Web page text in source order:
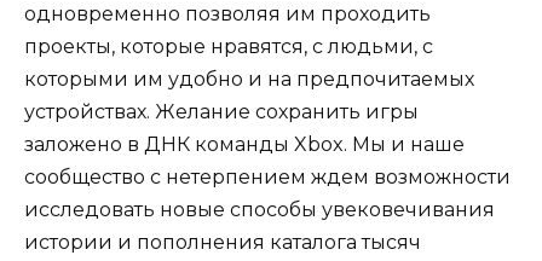
одновременно позволяя им проходить
проекты, которые нравятся, с людьми, с
которыми им удобно и на предпочитаемых
устройствах. Желание сохранить игры
заложено в ДНК команды Xbox. Мы и наше
сообщество с нетерпением ждем возможности
исследовать новые способы увековечивания
истории и пополнения каталога тысяч